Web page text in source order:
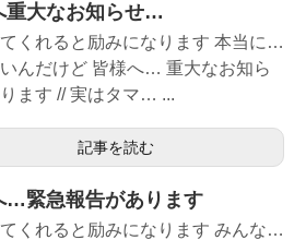
重大なお知らせ…
くれると励みになります 本当に…
んだけど 皆様へ… 重大なお知ら
ます // 実はタマ… ...
記事を読む
…緊急報告があります
くれると励みになります みんな…